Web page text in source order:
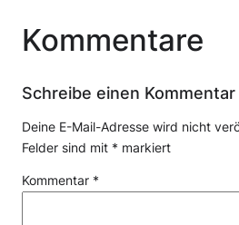
Kommentare
Schreibe einen Kommentar
Deine E-Mail-Adresse wird nicht
Felder sind mit * markiert
Kommentar *